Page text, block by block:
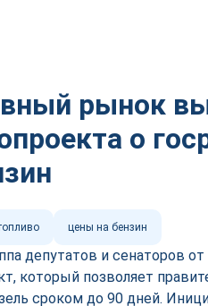
рынок
о
цены на бензин
депутатов и сенаторов
который позволяет
сроком до 90 дней.